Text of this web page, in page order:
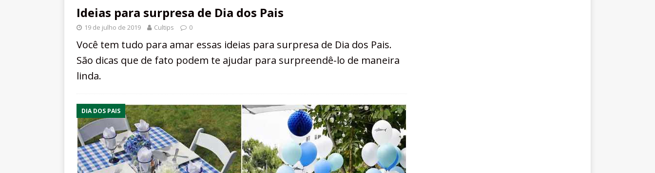
Ideias para surpresa de Dia dos Pais
19 de julho de 2019 Cultips 0
Você tem tudo para amar essas ideias para surpresa de Dia dos Pais.
São dicas que de fato podem te ajudar para surpreendê-lo de maneira
linda.
DIA DOS PAIS